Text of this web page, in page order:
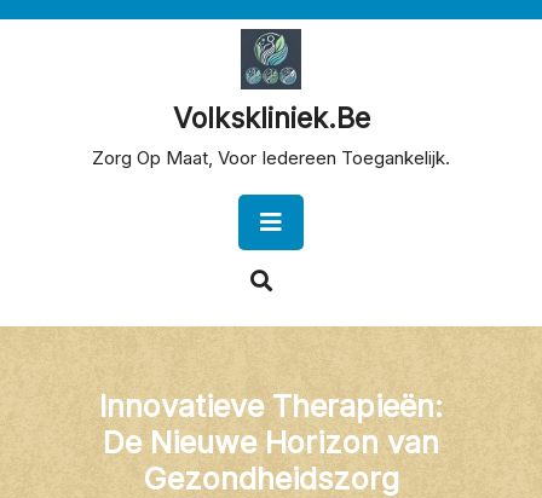
Volkskliniek.be
Zorg Op Maat, Voor Iedereen Toegankelijk.
Button
Innovatieve Therapieën:
De Nieuwe Horizon van
Gezondheidszorg